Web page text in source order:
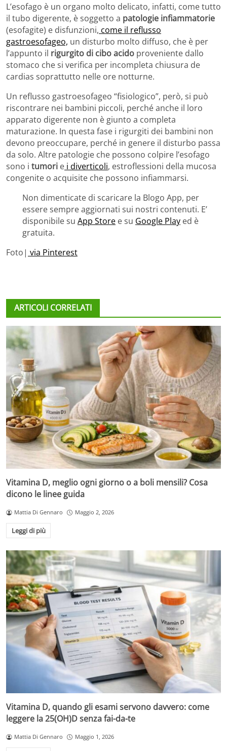
L’esofago è un organo molto delicato, infatti, come tutto
il tubo digerente, è soggetto a patologie infiammatorie
(esofagite) e disfunzioni, come il reflusso
gastroesofageo, un disturbo molto diffuso, che è per
l’appunto il rigurgito di cibo acido proveniente dallo
stomaco che si verifica per incompleta chiusura de
cardias soprattutto nelle ore notturne.
Un reflusso gastroesofageo “fisiologico”, però, si può
riscontrare nei bambini piccoli, perché anche il loro
apparato digerente non è giunto a completa
maturazione. In questa fase i rigurgiti dei bambini non
devono preoccupare, perché in genere il disturbo passa
da solo. Altre patologie che possono colpire l’esofago
sono i tumori e i diverticoli, estroflessioni della mucosa
congenite o acquisite che possono infiammarsi.
Non dimenticate di scaricare la Blogo App, per
essere sempre aggiornati sui nostri contenuti. E’
disponibile su App Store e su Google Play ed è
gratuita.
Foto| via Pinterest
ARTICOLI CORRELATI
Vitamina D, meglio ogni giorno o a boli mensili? Cosa
dicono le linee guida
Mattia Di Gennaro Maggio 2, 2026
Leggi di più
Vitamina D, quando gli esami servono davvero: come
leggere la 25(OH)D senza fai-da-te
Mattia Di Gennaro Maggio 1, 2026